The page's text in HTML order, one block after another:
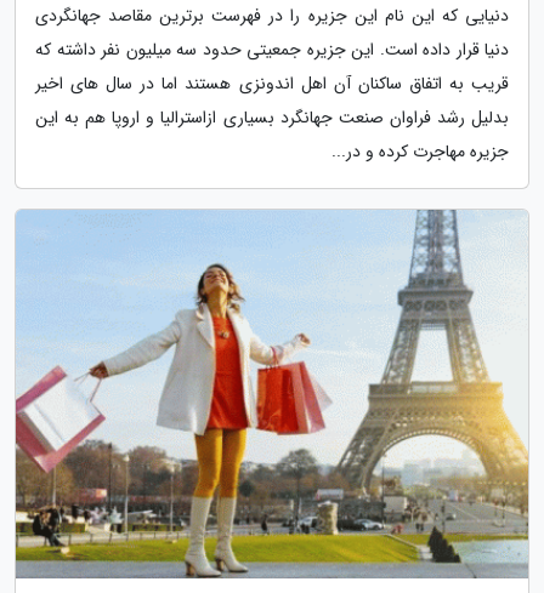
دنیایی که این نام این جزیره را در فهرست برترین مقاصد جهانگردی
دنیا قرار داده است. این جزیره جمعیتی حدود سه میلیون نفر داشته که
قریب به اتفاق ساکنان آن اهل اندونزی هستند اما در سال های اخیر
بدلیل رشد فراوان صنعت جهانگرد بسیاری ازاسترالیا و اروپا هم به این
جزیره مهاجرت کرده و در...